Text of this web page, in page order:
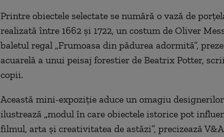
Printre obiectele selectate se numără o vază de
realizată între 1662 şi 1722, un costum de Oliver
baletul regal „Frumoasa din pădurea adormită”,
acuarelă a unui peisaj forestier de Beatrix Potter,
copii.
Această mini-expoziţie aduce un omagiu
ilustrează „modul în care obiectele istorice pot
filmul, arta şi creativitatea de astăzi”, precizează